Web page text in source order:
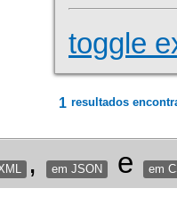
toggle
1 resultados
, em JSON e em